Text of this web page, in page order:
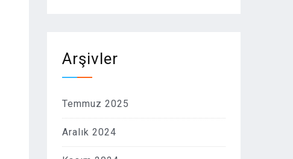
Arşivler
Temmuz 2025
Aralık 2024